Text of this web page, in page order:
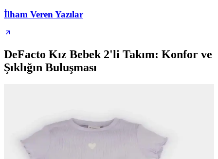
İlham Veren Yazılar
DeFacto Kız Bebek 2'li Takım: Konfor ve
Şıklığın Buluşması